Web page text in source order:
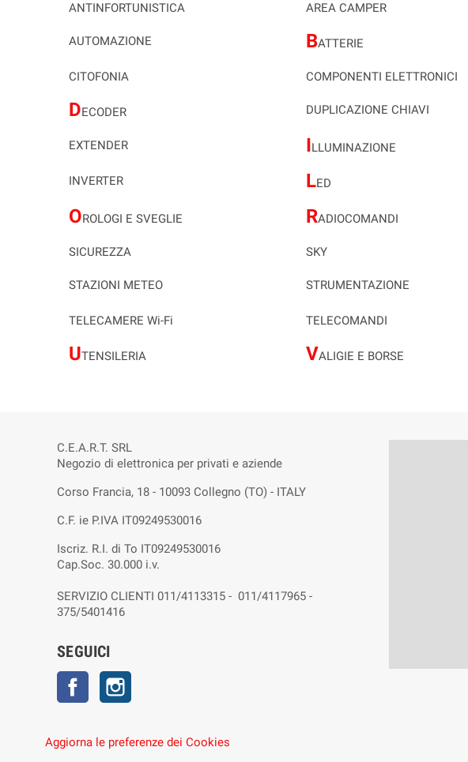
ANTINFORTUNISTICA AREA CAMPER
AUTOMAZIONE BATTERIE
CITOFONIA COMPONENTI ELETTRONICI
DECODER DUPLICAZIONE CHIAVI
EXTENDER ILLUMINAZIONE
INVERTER LED
OROLOGI E SVEGLIE RADIOCOMANDI
SICUREZZA SKY
STAZIONI METEO STRUMENTAZIONE
TELECAMERE Wi-Fi TELECOMANDI
UTENSILERIA VALIGIE E BORSE
C.E.A.R.T. SRL
Negozio di elettronica per privati e aziende
Corso Francia, 18 - 10093 Collegno (TO) - ITALY
C.F. ie P.IVA IT09249530016
Iscriz. R.I. di To IT09249530016
Cap.Soc. 30.000 i.v.
SERVIZIO CLIENTI 011/4113315 - 011/4117965 -
375/5401416
SEGUICI
Facebook
Aggiorna le preferenze dei Cookies